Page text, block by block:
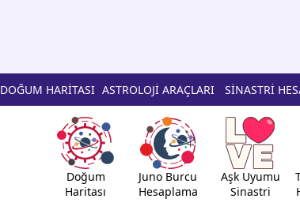
DOĞUM HARİTASI ASTROLOJİ ARAÇLARI SİNASTRİ
Doğum
Haritası
Juno Burcu
Hesaplama
Aşk Uyumu
Sinastri